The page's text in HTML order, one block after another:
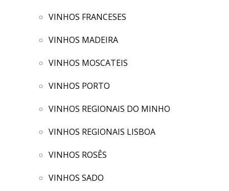
VINHOS FRANCESES
VINHOS MADEIRA
VINHOS MOSCATEIS
VINHOS PORTO
VINHOS REGIONAIS DO MINHO
VINHOS REGIONAIS LISBOA
VINHOS ROSÊS
VINHOS SADO